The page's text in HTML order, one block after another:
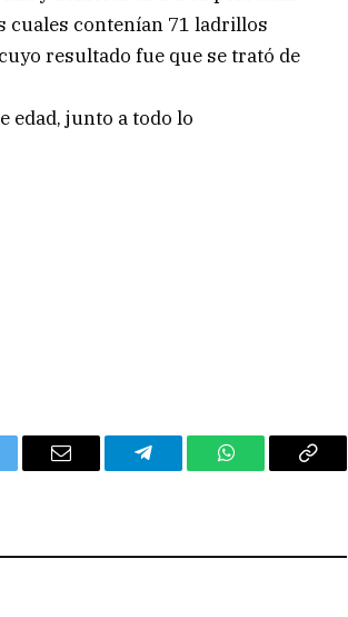
cuales contenían 71 ladrillos
resultado fue que se trató de
edad, junto a todo lo
Email Telegram WhatsAppCopy